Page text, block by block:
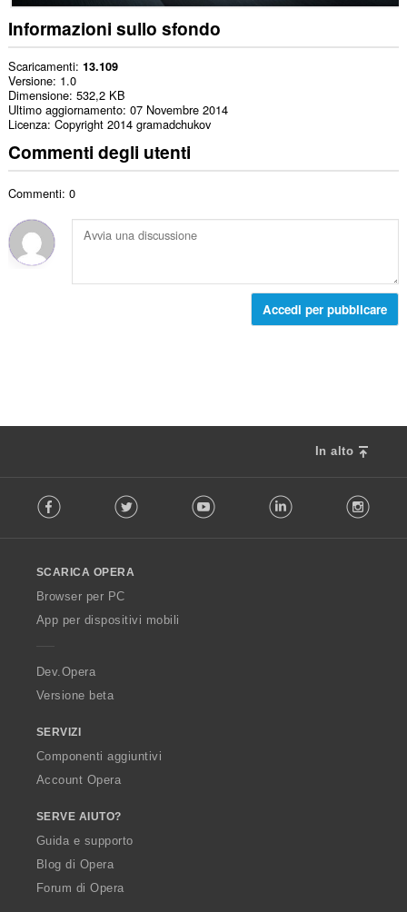
Informazioni sullo sfondo
Scaricamenti 13.109
Versione 1.0
Dimensione 532,2 KB
Ultimo aggiornamento 07 Novembre 2014
Licenza Copyright 2014 gramadchukov
Commenti degli utenti
Commenti: 0
Accedi per pubblicare
In alto
o
w
O
p
a
Facebook Twitter Youtube LinkedIn
SCARICA OPERA
Browser per PC
App per dispositivi mobili
Dev.Opera
Versione beta
SERVIZI
Componenti aggiuntivi
Account Opera
SERVE AIUTO?
Guida e supporto
Blog di Opera
Forum di Opera